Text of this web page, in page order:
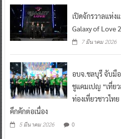
เปิดจักรวาลแห่ง
Galaxy of Love
7 มีนาคม 2026
อบจ.ชลบุรี จับมื
ชูแคมเปญ “เที่ย
ท่องเที่ยวชาวไท
คึกคักต่อเนื่อง
5 มีนาคม 2026 0